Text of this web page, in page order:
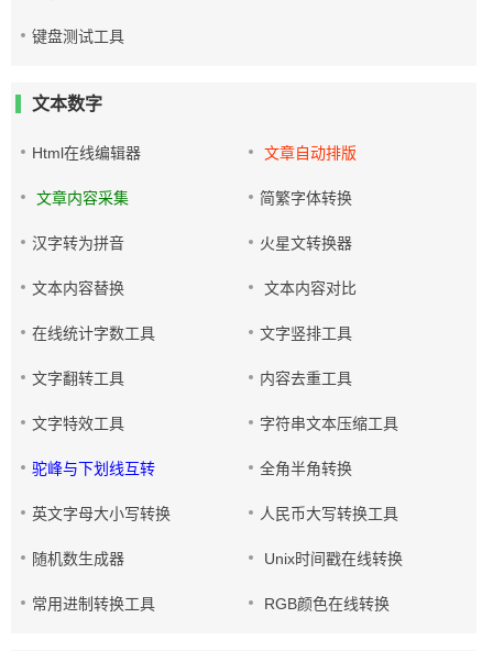
键盘测试工具
文本数字
Html在线编辑器 文章自动排版
文章内容采集 简繁字体转换
汉字转为拼音 火星文转换器
文本内容替换 文本内容对比
在线统计字数工具 文字竖排工具
文字翻转工具 内容去重工具
文字特效工具 字符串文本压缩工具
驼峰与下划线互转 全角半角转换
英文字母大小写转换 人民币大写转换工具
随机数生成器 Unix时间戳在线转换
常用进制转换工具 RGB颜色在线转换